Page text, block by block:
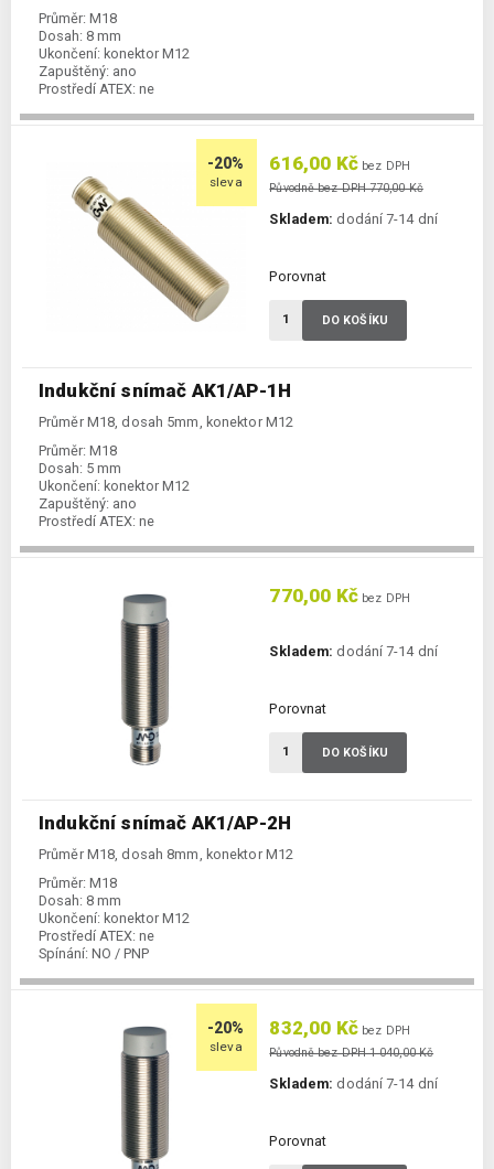
Průměr: M18
Dosah: 8 mm
Ukončení: konektor M12
Zapuštěný: ano
Prostředí ATEX: ne
-20%
sleva
Indukční snímač AK1/AP-1H
Průměr M18, dosah 5mm, konektor M12
Průměr: M18
Dosah: 5 mm
Ukončení: konektor M12
Zapuštěný: ano
Prostředí ATEX: ne
616,00 Kč bez DPH
Původně bez DPH 770,00 Kč
Skladem: dodání 7-14 dní
Porovnat
DO KOŠÍKU
Indukční snímač AK1/AP-2H
Průměr M18, dosah 8mm, konektor M12
Průměr: M18
Dosah: 8 mm
Ukončení: konektor M12
Prostředí ATEX: ne
Spínání: NO / PNP
770,00 Kč bez DPH
Skladem: dodání 7-14 dní
Porovnat
DO KOŠÍKU
-20%
sleva
832,00 Kč bez DPH
Původně bez DPH 1 040,00 Kč
Skladem: dodání 7-14 dní
Porovnat